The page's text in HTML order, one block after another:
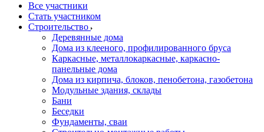
Все участники
Стать участником
Строительство
Деревянные дома
Дома из клееного, профилированного бруса
Каркасные, металлокаркасные, каркасно-
панельные дома
Дома из кирпича, блоков, пенобетона, газобетона
Модульные здания, склады
Бани
Беседки
Фундаменты, сваи